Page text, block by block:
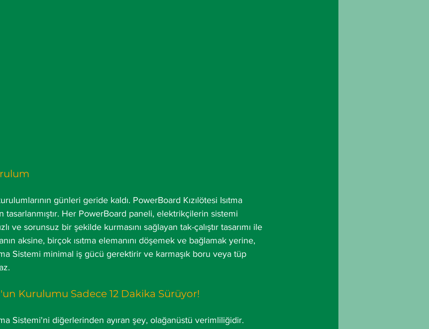
günleri geride kaldı. PowerBoard Kızılötesi Isıtma
Her PowerBoard paneli, elektrikçilerin sistemi
ve sorunsuz bir şekilde kurmasını sağlayan tak-çalıştır tasarımı ile
aksine, birçok ısıtma elemanını döşemek ve bağlamak yerine,
Sistemi minimal iş gücü gerektirir ve karmaşık boru veya tüp
Kurulumu Sadece 12 Dakika Sürüyor!
Sistemi'ni diğerlerinden ayıran şey, olağanüstü verimliliğidir.